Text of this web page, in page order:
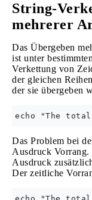
String-
mehrerer
Das Übergeben
ist unter
Verkettung von
der gleichen
der sie übergeben
Das Problem bei
Ausdruck
Ausdruck
Der zeitliche